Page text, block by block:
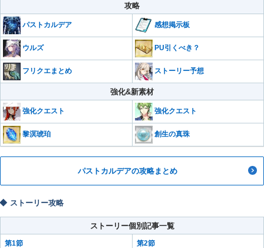
攻略
パストカルデア 感想掲示板
ウルズ PU引くべき？
フリクエまとめ ストーリー予想
強化&新素材
強化クエスト 強化クエスト
黎溟琥珀 創生の真珠
パストカルデアの攻略まとめ
ストーリー攻略
ストーリー個別記事一覧
第1節 第2節